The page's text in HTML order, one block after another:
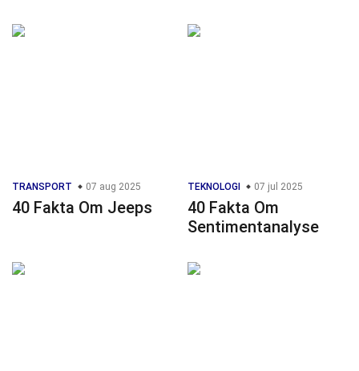
TRANSPORT 07 aug 2025
40 Fakta Om Jeeps
TEKNOLOGI 07 jul 2025
40 Fakta Om
Sentimentanalyse